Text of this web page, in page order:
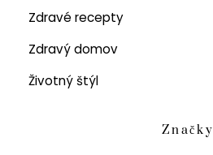
Zdravé recepty
Zdravý domov
Životný štýl
Značky